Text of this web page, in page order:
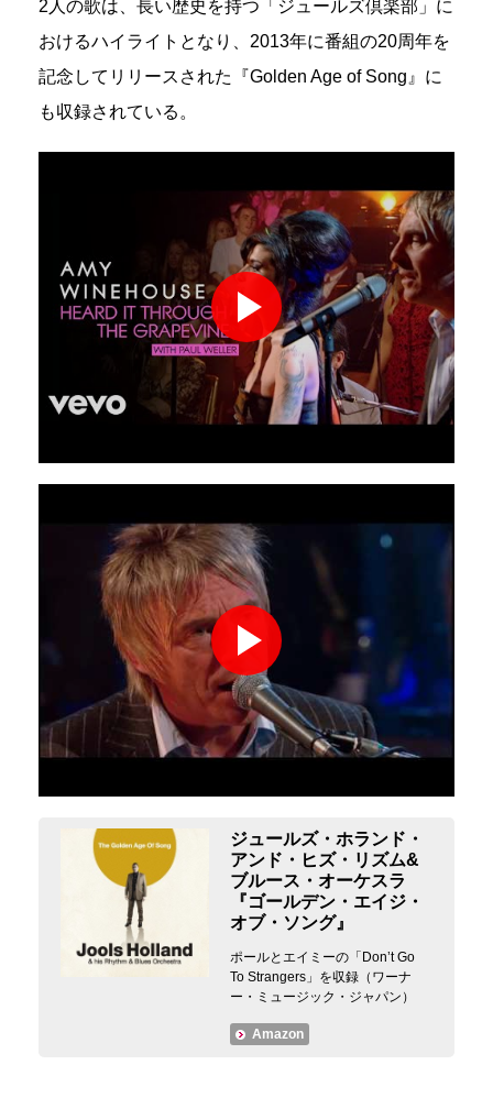
2人の歌は、長い歴史を持つ「ジュールズ倶楽部」に
おけるハイライトとなり、2013年に番組の20周年を
記念してリリースされた『Golden Age of Song』に
も収録されている。
ジュールズ・ホランド・
アンド・ヒズ・リズム&
ブルース・オーケスラ
『ゴールデン・エイジ・
オブ・ソング』
ポールとエイミーの「Don’t Go
To Strangers」を収録（ワーナ
ー・ミュージック・ジャパン）
Amazon